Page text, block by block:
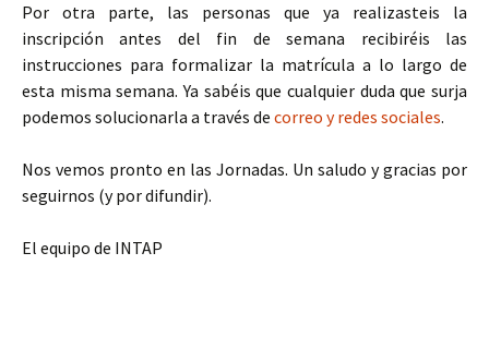
Por otra parte, las personas que ya realizasteis la
inscripción antes del fin de semana recibiréis las
instrucciones para formalizar la matrícula a lo largo de
esta misma semana. Ya sabéis que cualquier duda que surja
podemos solucionarla a través de correo y redes sociales.
Nos vemos pronto en las Jornadas. Un saludo y gracias por
seguirnos (y por difundir).
El equipo de INTAP